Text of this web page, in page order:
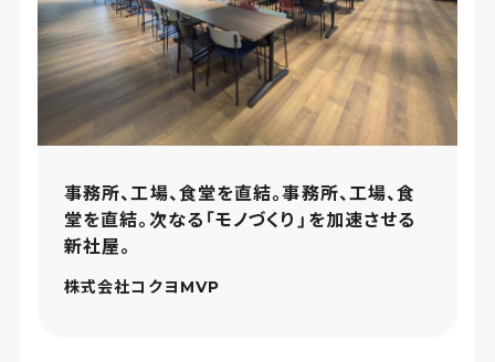
事務所、工場、食堂を直結。事務所、工場、食
堂を直結。次なる「モノづくり」を加速させる
新社屋。
株式会社コクヨMVP